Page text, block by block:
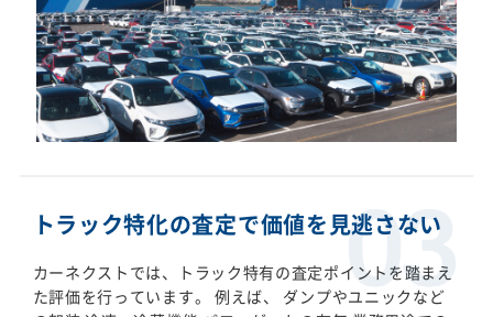
トラック特化の査定で価値を見逃さない
カーネクストでは、トラック特有の査定ポイントを踏まえ
た評価を行っています。 例えば、 ダンプやユニックなど